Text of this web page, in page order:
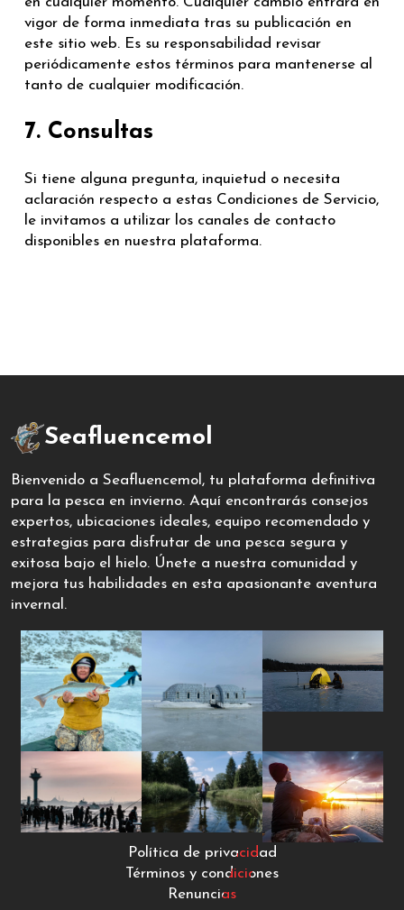
vigor de forma inmediata tras su publicación en
este sitio web. Es su responsabilidad revisar
periódicamente estos términos para mantenerse al
tanto de cualquier modificación.
7. Consultas
Si tiene alguna pregunta, inquietud o necesita
aclaración respecto a estas Condiciones de Servicio,
le invitamos a utilizar los canales de contacto
disponibles en nuestra plataforma.
Política de privacidad
Términos y condiciones
Renuncias
Seafluencemol
Bienvenido a Seafluencemol, tu plataforma definitiva
para la pesca en invierno. Aquí encontrarás consejos
expertos, ubicaciones ideales, equipo recomendado y
estrategias para disfrutar de una pesca segura y
exitosa bajo el hielo. Únete a nuestra comunidad y
mejora tus habilidades en esta apasionante aventura
invernal.